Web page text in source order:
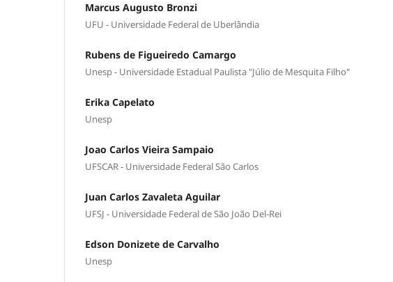
Marcus Augusto Bronzi
UFU - Universidade Federal de Uberlândia
Rubens de Figueiredo Camargo
Unesp - Universidade Estadual Paulista "Júlio de Mesquita Filho"
Erika Capelato
Unesp
Joao Carlos Vieira Sampaio
UFSCAR - Universidade Federal São Carlos
Juan Carlos Zavaleta Aguilar
UFSJ - Universidade Federal de São João Del-Rei
Edson Donizete de Carvalho
Unesp